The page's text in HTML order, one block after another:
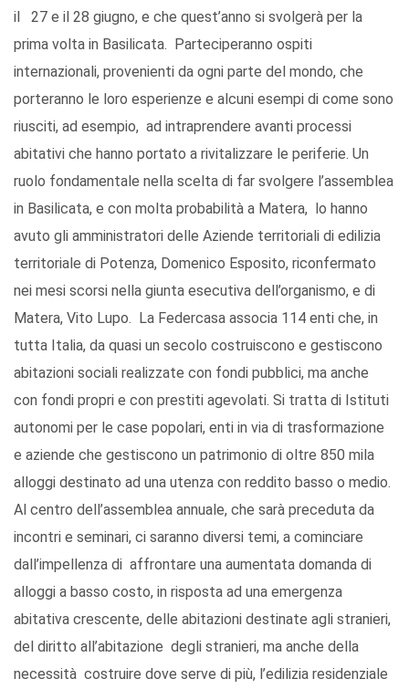
il 27 e il 28 giugno, e che quest’anno si svolgerà per la
prima volta in Basilicata. Parteciperanno ospiti
internazionali, provenienti da ogni parte del mondo, che
porteranno le loro esperienze e alcuni esempi di come sono
riusciti, ad esempio, ad intraprendere avanti processi
abitativi che hanno portato a rivitalizzare le periferie. Un
ruolo fondamentale nella scelta di far svolgere l’assemblea
in Basilicata, e con molta probabilità a Matera, lo hanno
avuto gli amministratori delle Aziende territoriali di edilizia
territoriale di Potenza, Domenico Esposito, riconfermato
nei mesi scorsi nella giunta esecutiva dell’organismo, e di
Matera, Vito Lupo. La Federcasa associa 114 enti che, in
tutta Italia, da quasi un secolo costruiscono e gestiscono
abitazioni sociali realizzate con fondi pubblici, ma anche
con fondi propri e con prestiti agevolati. Si tratta di Istituti
autonomi per le case popolari, enti in via di trasformazione
e aziende che gestiscono un patrimonio di oltre 850 mila
alloggi destinato ad una utenza con reddito basso o medio.
Al centro dell’assemblea annuale, che sarà preceduta da
incontri e seminari, ci saranno diversi temi, a cominciare
dall’impellenza di affrontare una aumentata domanda di
alloggi a basso costo, in risposta ad una emergenza
abitativa crescente, delle abitazioni destinate agli stranieri,
del diritto all’abitazione degli stranieri, ma anche della
necessità costruire dove serve di più, l’edilizia residenziale